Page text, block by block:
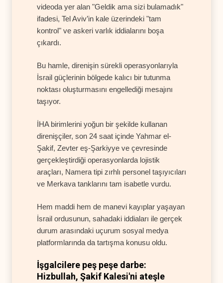
videoda yer alan "Geldik ama sizi bulamadık"
ifadesi, Tel Aviv’in kale üzerindeki "tam
kontrol" ve askeri varlık iddialarını boşa
çıkardı.
Bu hamle, direnişin sürekli operasyonlarıyla
İsrail güçlerinin bölgede kalıcı bir tutunma
noktası oluşturmasını engellediği mesajını
taşıyor.
İHA birimlerini yoğun bir şekilde kullanan
direnişçiler, son 24 saat içinde Yahmar el-
Şakif, Zevter eş-Şarkiyye ve çevresinde
gerçekleştirdiği operasyonlarda lojistik
araçları, Namera tipi zırhlı personel taşıyıcıları
ve Merkava tanklarını tam isabetle vurdu.
Hem maddi hem de manevi kayıplar yaşayan
İsrail ordusunun, sahadaki iddiaları ile gerçek
durum arasındaki uçurum sosyal medya
platformlarında da tartışma konusu oldu.
İşgalcilere peş peşe darbe:
Hizbullah, Şakif Kalesi'ni ateşle